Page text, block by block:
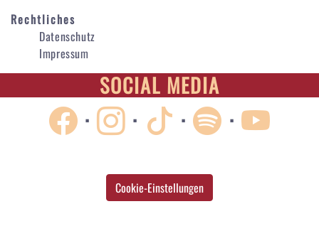
Rechtliches
Datenschutz
Impressum
SOCIAL MEDIA
· · · ·
Cookie-Einstellungen